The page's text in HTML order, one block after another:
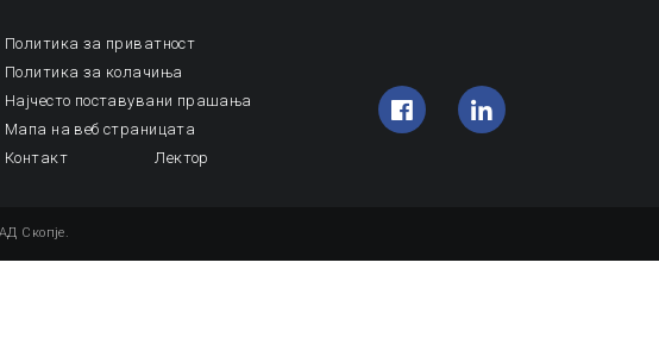
Политика за приватност
Политика за колачиња
Најчесто поставувани прашања
Мапа на веб страницата
Контакт
Лектор
Скопје.